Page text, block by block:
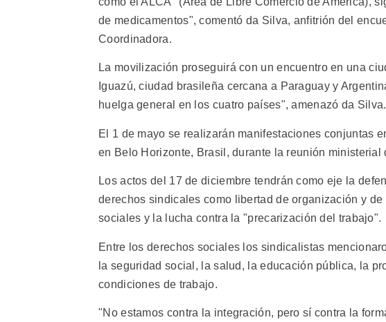
de medicamentos", comentó da Silva, anfitrión del
Coordinadora.
La movilización proseguirá con un encuentro en una
Iguazú, ciudad brasileña cercana a Paraguay y
huelga general en los cuatro países", amenazó da Silva.
El 1 de mayo se realizarán manifestaciones conjuntas
en Belo Horizonte, Brasil, durante la reunión ministerial
Los actos del 17 de diciembre tendrán como eje la
derechos sindicales como libertad de organización y
sociales y la lucha contra la "precarización del trabajo".
Entre los derechos sociales los sindicalistas
la seguridad social, la salud, la educación pública, la
condiciones de trabajo.
"No estamos contra la integración, pero sí contra la